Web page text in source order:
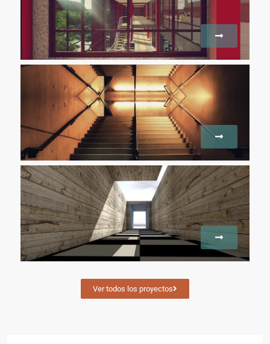
Ver todos los proyectos